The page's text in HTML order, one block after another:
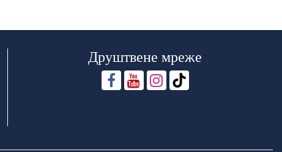
Друштвене мреже